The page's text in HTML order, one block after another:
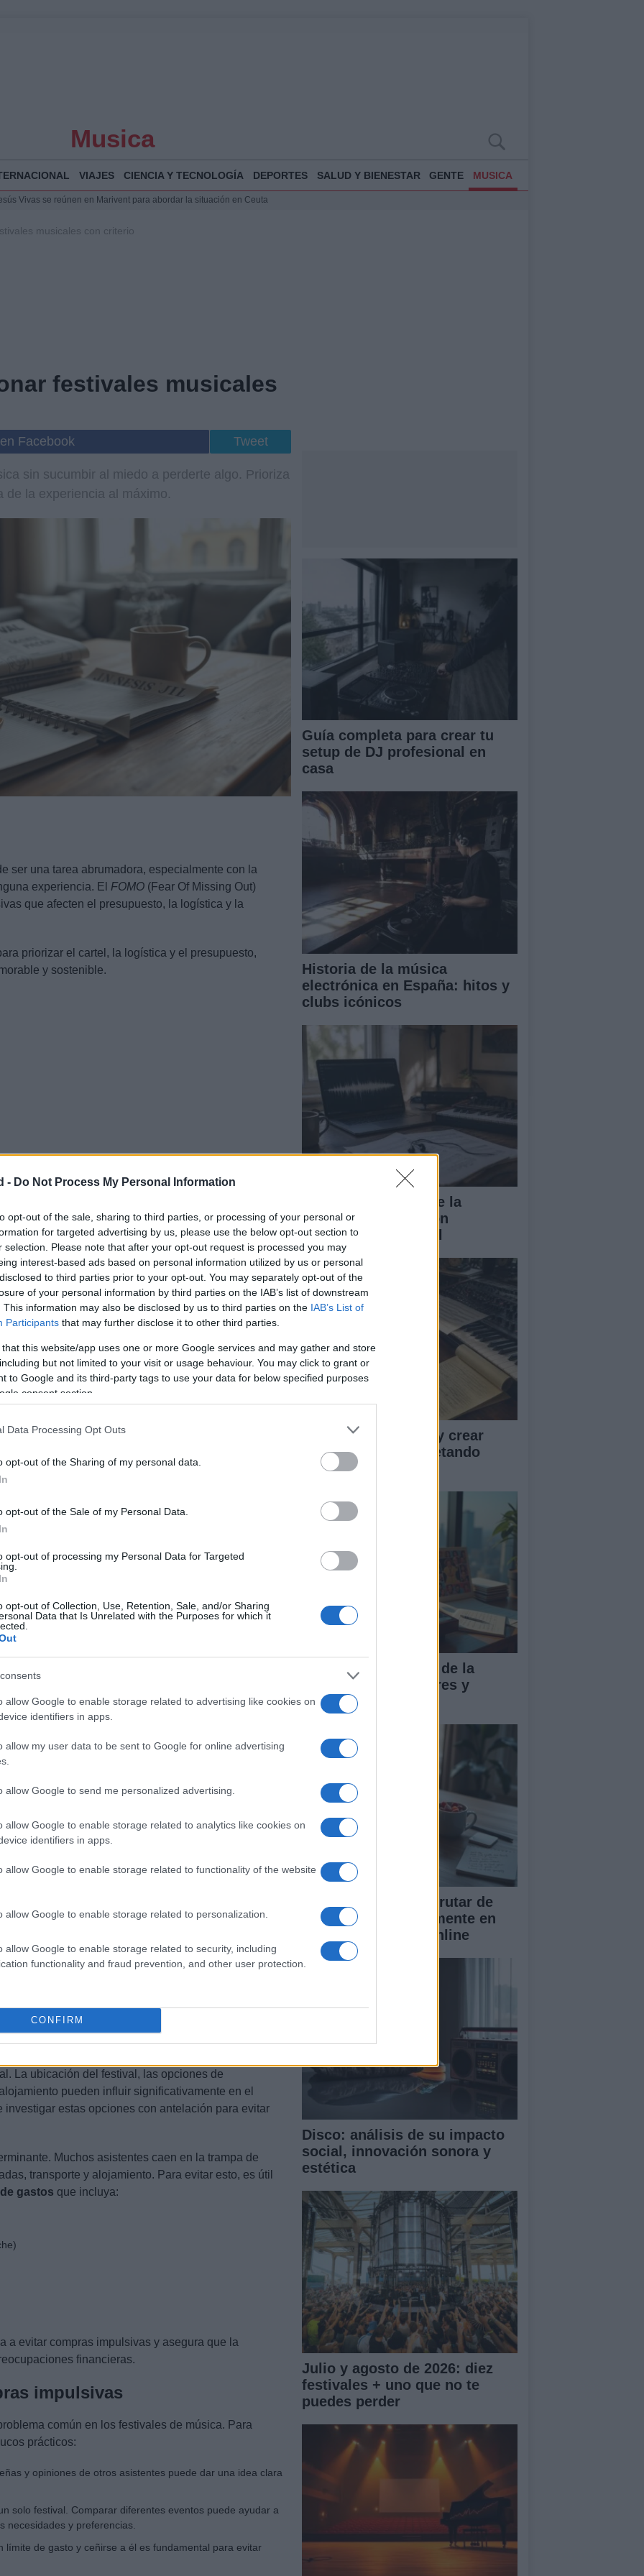
- Do Not Process My Personal Information
opt-out of the sale, sharing to third parties, or processing of your personal or
for targeted advertising by us, please use the below opt-out section to
selection. Please note that after your opt-out request is processed you may
interest-based ads based on personal information utilized by us or personal
to third parties prior to your opt-out. You may separately opt-out of the
of your personal information by third parties on the IAB’s list of downstream
This information may also be disclosed by us to third parties on the IAB’s List of
Participants that may further disclose it to other third parties.
that this website/app uses one or more Google services and may gather and store
but not limited to your visit or usage behaviour. You may click to grant or
to Google and its third-party tags to use your data for below specified purposes
consent section.
Data Processing Opt Outs
opt-out of the Sharing of my personal data.
opt-out of the Sale of my Personal Data.
opt-out of processing my Personal Data for Targeted
opt-out of Collection, Use, Retention, Sale, and/or Sharing
Data that Is Unrelated with the Purposes for which it
allow Google to enable storage related to advertising like cookies on
identifiers in apps.
allow my user data to be sent to Google for online advertising
allow Google to send me personalized advertising.
allow Google to enable storage related to analytics like cookies on
identifiers in apps.
allow Google to enable storage related to functionality of the website
allow Google to enable storage related to personalization.
allow Google to enable storage related to security, including
functionality and fraud prevention, and other user protection.
CONFIRM
Musica
VIAJES CIENCIA Y TECNOLOGÍA DEPORTES SALUD Y BIENESTAR GENTE MUSICA
Vivas se reúnen en Marivent para abordar la situación en Ceuta
a Ceuta ante la presión migratoria y la falta de respuesta del Gobierno
musicales con criterio
festivales musicales
Facebook Tweet
sin sucumbir al miedo a perderte algo. Prioriza
de la experiencia al máximo.
ser una tarea abrumadora, especialmente con la
experiencia. El FOMO (Fear Of Missing Out)
que afecten el presupuesto, la logística y la
priorizar el cartel, la logística y el presupuesto,
y sostenible.
en la necesidad de tomar decisiones informadas que
realidad.
gastando más de lo previsto o eligiendo
reales. Aquí se explora cómo evitar estos
principales: priorización del cartel, logística y
evitar compras impulsivas.
importantes a la hora de elegir un festival. Sin
de artistas, sino de la calidad y diversidad del
que realmente interesan y que justifican la
tienen escenarios más accesibles, mejor
estos aspectos puede marcar la diferencia
una frustrante.
o la compensación de emisiones de
para quienes valoran el impacto ambiental.
al planeta, sino que también puede mejorar la
La ubicación del festival, las opciones de
pueden influir significativamente en el
investigar estas opciones con antelación para evitar
Muchos asistentes caen en la trampa de
transporte y alojamiento. Para evitar esto, es útil
gastos que incluya:
a evitar compras impulsivas y asegura que la
financieras.
impulsivas
común en los festivales de música. Para
prácticos:
y opiniones de otros asistentes puede dar una idea clara
solo festival. Comparar diferentes eventos puede ayudar a
necesidades y preferencias.
límite de gasto y ceñirse a él es fundamental para evitar
Guía completa para crear tu
setup de DJ profesional en
casa
Historia de la música
electrónica en España: hitos y
clubs icónicos
Guía completa sobre la
creación musical con
inteligencia artificial
Guía para disfrutar y crear
música con IA respetando
derechos y créditos
La influencia global de la
música pop en valores y
tendencias
Descubre cómo disfrutar de
música gratis legalmente en
streaming y radio online
Disco: análisis de su impacto
social, innovación sonora y
estética
Julio y agosto de 2026: diez
festivales + uno que no te
puedes perder